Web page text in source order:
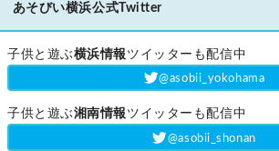
あそびい横浜公式Twitter
子供と遊ぶ横浜情報 ツイッターも配信中
‎@asobii_yokohama
子供と遊ぶ湘南情報 ツイッターも配信中
‎@asobii_shonan